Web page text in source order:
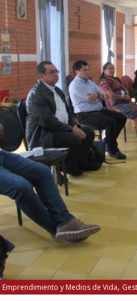
Emprendimiento y Medios de Vida,